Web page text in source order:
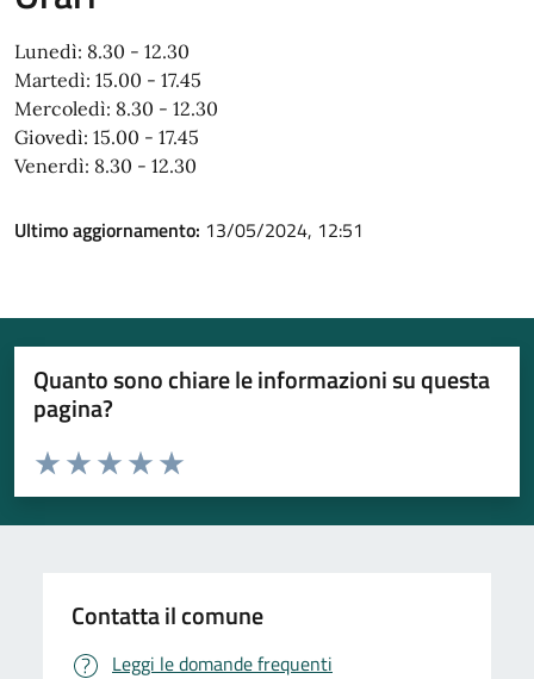
Lunedì: 8.30 - 12.30
Martedì: 15.00 - 17.45
Mercoledì: 8.30 - 12.30
Giovedì: 15.00 - 17.45
Venerdì: 8.30 - 12.30
Ultimo aggiornamento: 13/05/2024, 12:51
Quanto sono chiare le informazioni su questa
pagina?
Valuta da 1 a 5 stelle la pagina
Valuta 5 stelle su 5
Valuta 4 stelle su 5
Valuta 3 stelle su 5
Valuta 2 stelle su 5
Valuta 1 stelle su 5
Contatta il comune
Leggi le domande frequenti